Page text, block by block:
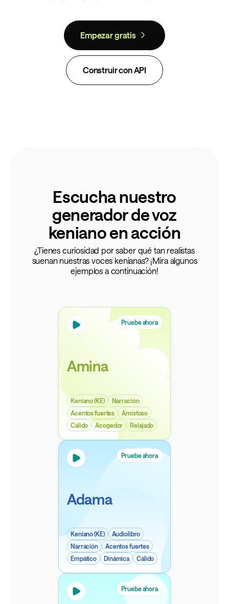
Empezar gratis
Construir con API
Escucha nuestro
generador de voz
keniano en acción
¿Tienes curiosidad por saber qué tan realistas
suenan nuestras voces kenianas? ¡Mira algunos
ejemplos a continuación!
Pruebe ahora
Amina
Keniano (KE)
Narración
Acentos fuertes
Amistoso
Cálido
Acogedor Relajado
Pruebe ahora
Adama
Keniano (KE)
Audiolibro
Narración
Acentos fuertes
Empático
Dinámica Cálido
Pruebe ahora